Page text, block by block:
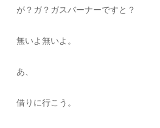
が？ガ？ガスバーナーですと？
無いよ無いよ。
あ、
借りに行こう。